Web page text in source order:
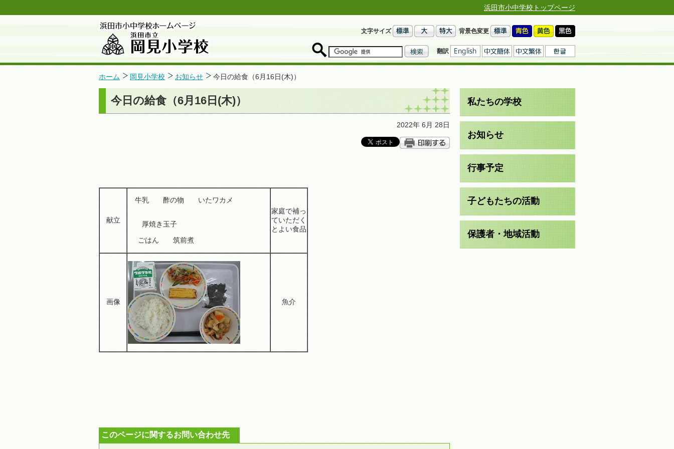
浜田市小中学校トップページ
文字サイズ 背景色変更
翻訳
ホーム 岡見小学校 お知らせ 今日の給食（6月16日(木)）
今日の給食（6月16日(木)）
2022年 6月 28日
献立
牛乳 酢の物 いたワカメ
厚焼き玉子
ごはん 筑前煮
家庭で補っ
ていただく
とよい食品
画像 魚介
このページに関するお問い合わせ先
私たちの学校
お知らせ
行事予定
子どもたちの活動
保護者・地域活動